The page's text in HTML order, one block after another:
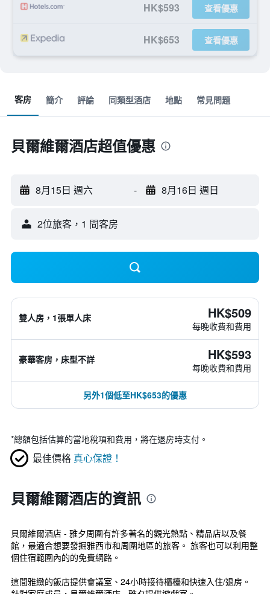
HK$593 查看優惠
HK$653 查看優惠
客房 簡介 評論 同類型酒店 地點 常見問題
貝爾維爾酒店超值優惠
8月15日 週六 - 8月16日 週日
2位旅客，1 間客房
雙人房，1張單人床 HK$509
每晚收費和費用
豪華客房，床型不詳 HK$593
每晚收費和費用
另外1個低至HK$653的優惠
*總額包括估算的當地稅項和費用，將在退房時支付。
最佳價格 真心保證！
貝爾維爾酒店的資訊
貝爾維爾酒店 - 雅夕周圍有許多著名的觀光熱點、精品店以及餐
館，最適合想要發掘雅西市和周圍地區的旅客。 旅客也可以利用整
個住宿範圍內的的免費網路。
這間雅緻的飯店提供會議室、24小時接待櫃檯和快速入住/退房。